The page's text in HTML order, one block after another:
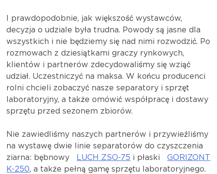
I prawdopodobnie, jak większość wystawców,
decyzja o udziale była trudna. Powody są jasne dla
wszystkich i nie będziemy się nad nimi rozwodzić. Po
rozmowach z dziesiątkami graczy rynkowych,
klientów i partnerów zdecydowaliśmy się wziąć
udział. Uczestniczyć na maksa. W końcu producenci
rolni chcieli zobaczyć nasze separatory i sprzęt
laboratoryjny, a także omówić współpracę i dostawy
sprzętu przed sezonem zbiorów.
Nie zawiedliśmy naszych partnerów i przywieźliśmy
na wystawę dwie linie separatorów do czyszczenia
ziarna: bębnowy
LUCH ZSO-75 i płaski
GORIZONT
K-250, a także pełną gamę sprzętu laboratoryjnego.